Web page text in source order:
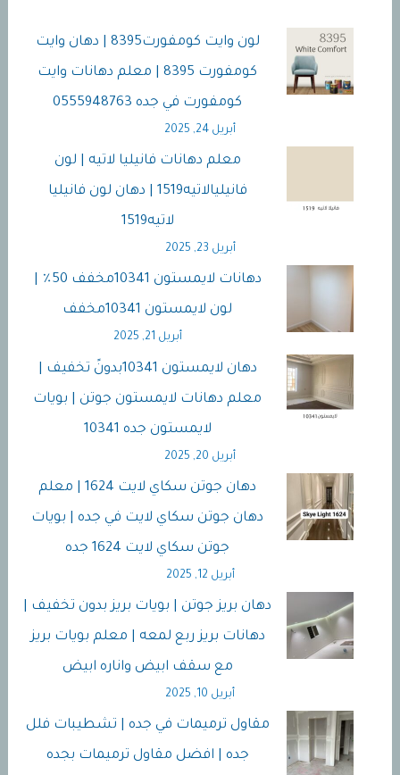
لون وايت كومفورت8395 | دهان وايت
كومفورت 8395 | معلم دهانات وايت
كومفورت في جده 0555948763
أبريل 24, 2025
معلم دهانات فانيليا لاتيه | لون
فانيليالاتيه1519 | دهان لون فانيليا
لاتيه1519
أبريل 23, 2025
دهانات لايمستون 10341مخفف 50٪ |
لون لايمستون 10341مخفف
أبريل 21, 2025
دهان لايمستون 10341بدونً تخفيف |
معلم دهانات لايمستون جوتن | بويات
لايمستون جده 10341
أبريل 20, 2025
دهان جوتن سكاي لايت 1624 | معلم
دهان جوتن سكاي لايت في جده | بويات
جوتن سكاي لايت 1624 جده
أبريل 12, 2025
دهان بريز جوتن | بويات بريز بدون تخفيف |
دهانات بريز ربع لمعه | معلم بويات بريز
مع سقف ابيض واناره ابيض
أبريل 10, 2025
مقاول ترميمات في جده | تشطيبات فلل
جده | افضل مقاول ترميمات بجده